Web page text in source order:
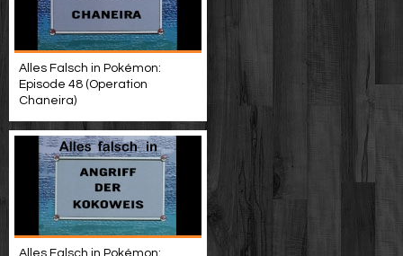
Alles Falsch in Pokémon:
Episode 48 (Operation
Chaneira)
Alles Falsch in Pokémon: